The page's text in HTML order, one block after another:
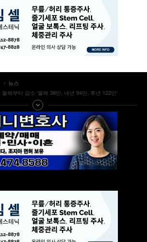
뉴스
해부터 감소 ‘올해 38만, 내년 94만, 후년 122만’